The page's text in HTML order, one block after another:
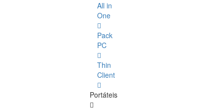
All in
One
Pack
PC
Thin
Client
Portáteis